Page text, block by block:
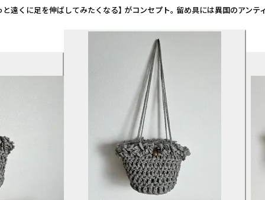
に足を伸ばしてみたくなる】 がコンセプト。 留め具には異国の